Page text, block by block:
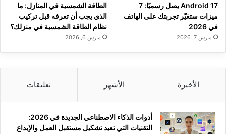
Android 17 يصل رسميًا: 7
ميزات ستغيّر تجربتك على الهاتف
في 2026
مارس 7, 2026
الطاقة الشمسية في المنازل: ما
الذي يجب أن تعرفه قبل تركيب
نظام الطاقة الشمسية في منزلك؟
مارس 6, 2026
الأخيرة الأشهر تعليقات
أدوات الذكاء الاصطناعي الجديدة في 2026:
التقنيات التي تعيد تشكيل مستقبل العمل والإبداع